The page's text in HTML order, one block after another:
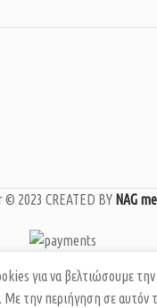
2023 CREATED BY NAG
για να βελτιώσουμε την
Με την περιήγηση σε αυτόν
ΕΠΙΛΈΞΤΕ ΑΓΟΡΆ